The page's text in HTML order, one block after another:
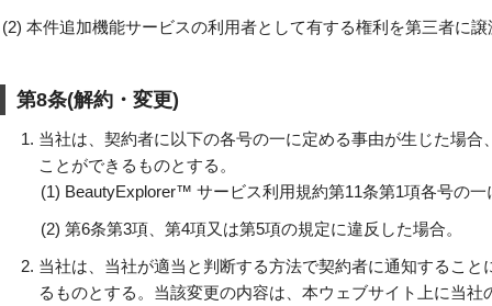
(2) 本件追加機能サービスの利用者として有する権利を第三者に
第8条(解約・変更)
当社は、契約者に以下の各号の一に定める事由が生じた場
ことができるものとする。
(1) BeautyExplorer™ サービス利用規約第11条第1項各号の一
(2) 第6条第3項、第4項又は第5項の規定に違反した場合。
当社は、当社が適当と判断する方法で契約者に通知するこ
るものとする。当該変更の内容は、本ウェブサイト上に当